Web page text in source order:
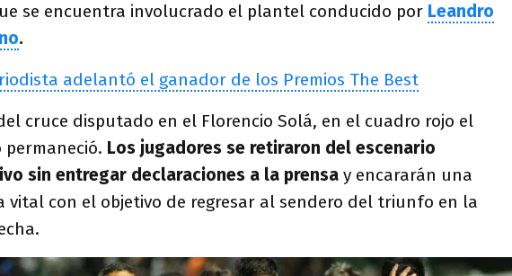
se encuentra involucrado el plantel conducido por Leandro
.
adelantó el ganador de los Premios The Best
cruce disputado en el Florencio Solá, en el cuadro rojo el
permaneció. Los jugadores se retiraron del escenario
sin entregar declaraciones a la prensa y encararán una
vital con el objetivo de regresar al sendero del triunfo en la